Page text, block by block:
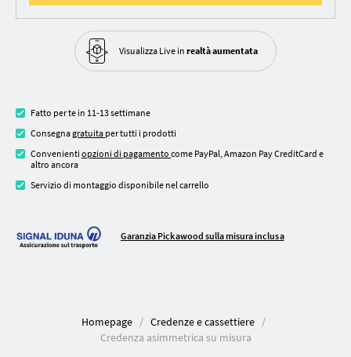
Visualizza Live in realtà aumentata
Fatto per te in 11-13 settimane
Consegnagratuita per tutti i prodotti
Convenienti opzioni di pagamento come PayPal, Amazon Pay CreditCard e
altro ancora
Servizio di montaggio disponibile nel carrello
Garanzia Pickawood sulla misura inclusa
Homepage
Credenze e cassettiere
Credenza asimmetrica su misura